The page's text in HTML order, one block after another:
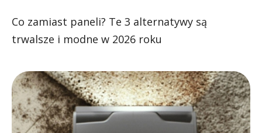
Co zamiast paneli? Te 3 alternatywy są
trwalsze i modne w 2026 roku